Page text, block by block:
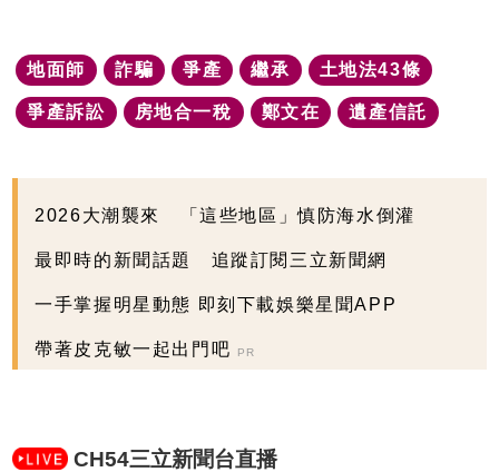
地面師 詐騙 爭產 繼承 土地法43條
爭產訴訟 房地合一稅 鄭文在 遺產信託
2026大潮襲來 「這些地區」慎防海水倒灌
最即時的新聞話題 追蹤訂閱三立新聞網
一手掌握明星動態 即刻下載娛樂星聞APP
帶著皮克敏一起出門吧 PR
CH54三立新聞台直播